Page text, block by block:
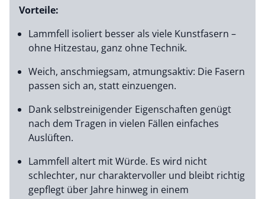
Vorteile:
Lammfell isoliert besser als viele Kunstfasern –
ohne Hitzestau, ganz ohne Technik.
Weich, anschmiegsam, atmungsaktiv: Die Fasern
passen sich an, statt einzuengen.
Dank selbstreinigender Eigenschaften genügt
nach dem Tragen in vielen Fällen einfaches
Auslüften.
Lammfell altert mit Würde. Es wird nicht
schlechter, nur charaktervoller und bleibt richtig
gepflegt über Jahre hinweg in einem